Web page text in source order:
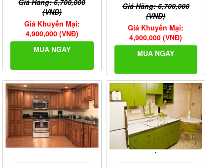
(VNĐ)
Giá Khuyến Mại:
4,900,000 (VNĐ)
MUA NGAY
Giá Hãng: 6,700,000
(VNĐ)
Giá Khuyến Mại:
4,900,000 (VNĐ)
MUA NGAY